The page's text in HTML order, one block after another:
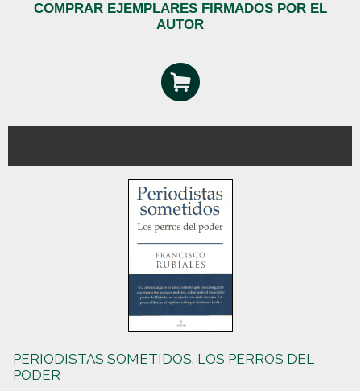
COMPRAR EJEMPLARES FIRMADOS POR EL
AUTOR
PERIODISTAS SOMETIDOS. LOS PERROS DEL
PODER